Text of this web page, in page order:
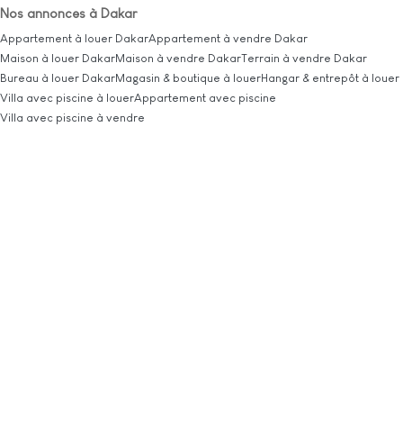
Nos annonces à Dakar
Appartement à louer DakarAppartement à vendre Dakar
Maison à louer DakarMaison à vendre DakarTerrain à vendre Dakar
Bureau à louer DakarMagasin & boutique à louerHangar & entrepôt à louer
Villa avec piscine à louerAppartement avec piscine
Villa avec piscine à vendre